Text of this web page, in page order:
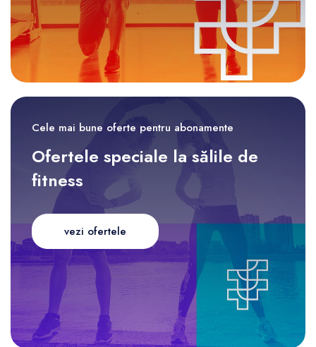
Cele mai bune oferte pentru abonamente
Ofertele speciale la sălile de
fitness
vezi ofertele